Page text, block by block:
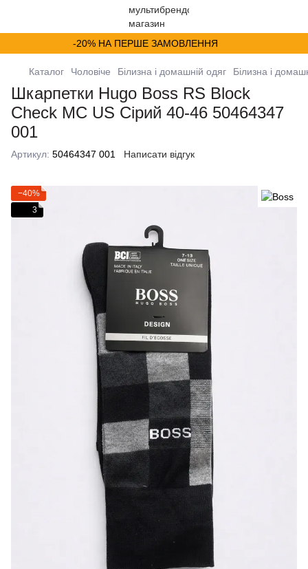
-20% НА ПЕРШЕ ЗАМОВЛЕННЯ
Каталог Чоловіче Білизна і домашній одяг Білизна і
Шкарпетки Hugo Boss RS Block
Check MC US Сірий 40-46 50464347
001
Артикул: 50464347 001 Написати відгук
−40%
3